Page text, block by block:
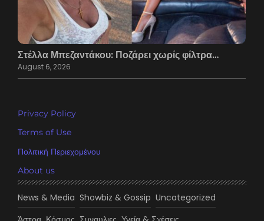
Στέλλα Μπεζαντάκου: Ποζάρει χωρίς φίλτρα…
August 6, 2026
Privacy Policy
Terms of Use
Πολιτική Περιεχομένου
About us
News & Media Showbiz & Gossip Uncategorized